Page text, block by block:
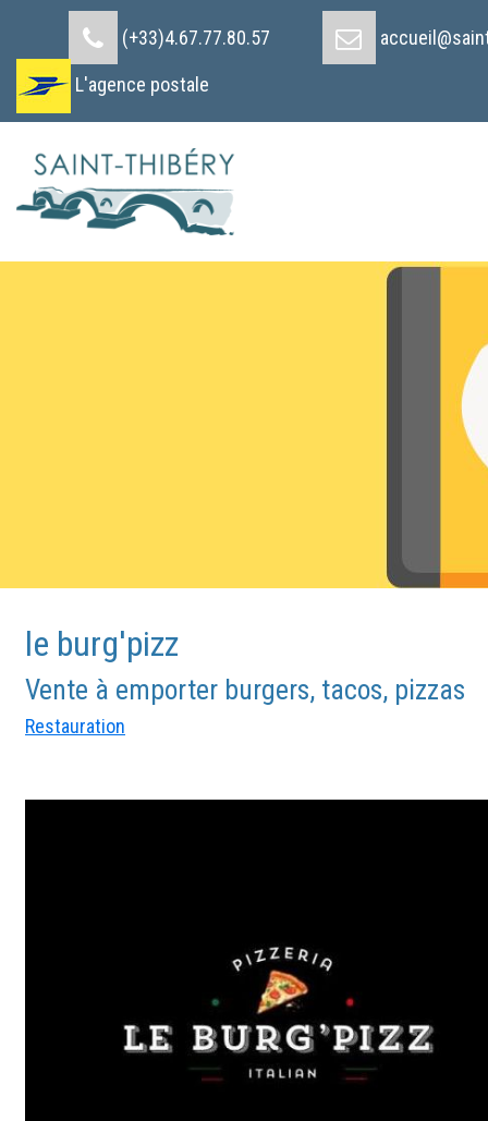
(+33)4.67.77.80.57
L'agence postale
le burg'pizz
Vente à emporter burgers, tacos, pizzas
Restauration
Cookies management panel